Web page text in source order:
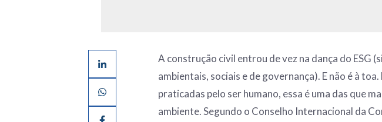
A construção civil entrou de vez na dança do ESG
ambientais, sociais e de governança). E não é à
praticadas pelo ser humano, essa é uma das que
ambiente. Segundo o Conselho Internacional da